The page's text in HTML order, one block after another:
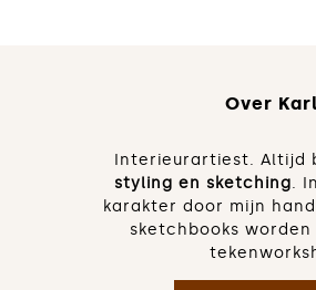
Over
Interieurartiest. Altijd
styling en sketching.
karakter door mijn
sketchbooks